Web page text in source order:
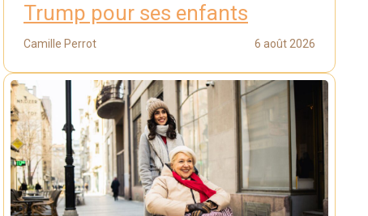
Trump pour ses enfants
Camille Perrot 6 août 2026